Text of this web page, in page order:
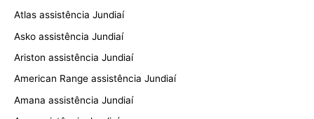
Atlas assistência Jundiaí
Asko assistência Jundiaí
Ariston assistência Jundiaí
American Range assistência Jundiaí
Amana assistência Jundiaí